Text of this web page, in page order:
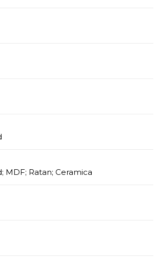
MDF; Ratan; Ceramica